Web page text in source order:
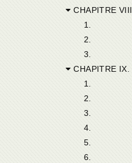
CHAPITRE VIII.
1.
2.
3.
CHAPITRE IX.
1.
2.
3.
4.
5.
6.